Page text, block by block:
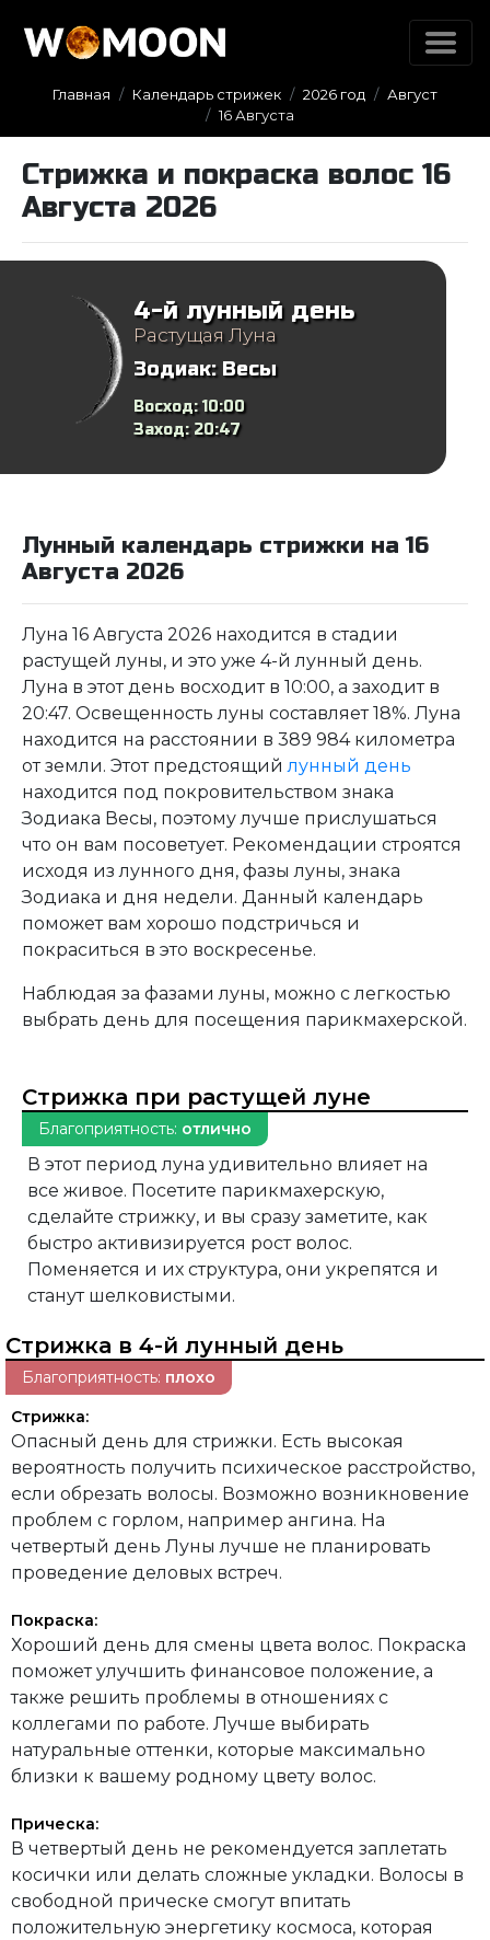
Главная Календарь стрижек 2026 год
Август
16 Августа
Стрижка и покраска волос 16
Августа 2026
4-й лунный день
Растущая Луна
Зодиак: Весы
Восход:10:00
Заход: 20:47
Лунный календарь стрижки на 16
Августа 2026
Луна 16 Августа 2026 находится в стадии
растущей луны, и это уже 4-й лунный день.
Луна в этот день восходит в 10:00, а заходит в
20:47. Освещенность луны составляет 18%. Луна
находится на расстоянии в 389 984 километра
от земли. Этот предстоящийлунный день
находится под покровительством знака
Зодиака Весы, поэтому лучше прислушаться
что он вам посоветует. Рекомендации строятся
исходя из лунного дня, фазы луны, знака
Зодиака и дня недели. Данный календарь
поможет вам хорошо подстричься и
покраситься в это воскресенье.
Наблюдая за фазами луны, можно с легкостью
выбрать день для посещения парикмахерской.
Стрижка при растущей луне
Благоприятность: отлично
В этот период луна удивительно влияет на
все живое. Посетите парикмахерскую,
сделайте стрижку, и вы сразу заметите, как
быстро активизируется рост волос.
Поменяется и их структура, они укрепятся и
станут шелковистыми.
Стрижка в 4-й лунный день
Благоприятность: плохо
Стрижка:
Опасный день для стрижки. Есть высокая
вероятность получить психическое расстройство,
если обрезать волосы. Возможно возникновение
проблем с горлом, например ангина. На
четвертый день Луны лучше не планировать
проведение деловых встреч.
Покраска:
Хороший день для смены цвета волос. Покраска
поможет улучшить финансовое положение, а
также решить проблемы в отношениях с
коллегами по работе. Лучше выбирать
натуральные оттенки, которые максимально
близки к вашему родному цвету волос.
Прическа:
В четвертый день не рекомендуется заплетать
косички или делать сложные укладки. Волосы в
свободной прическе смогут впитать
положительную энергетику космоса, которая